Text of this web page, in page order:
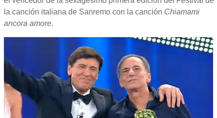
la canción italiana de Sanremo con la canción Chiamami
ancora amore.